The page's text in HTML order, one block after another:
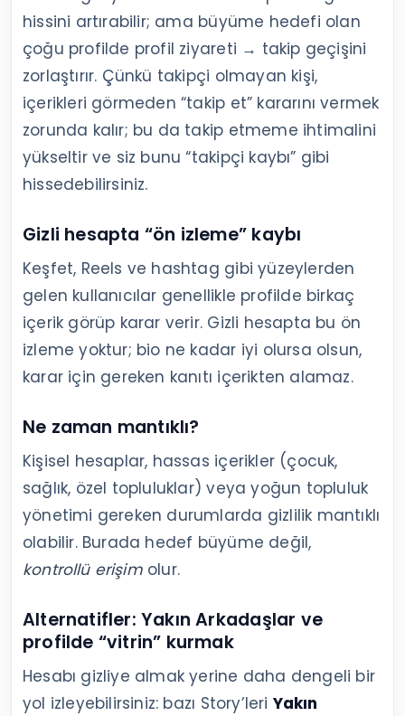
hissini artırabilir; ama büyüme hedefi olan
çoğu profilde profil ziyareti → takip geçişini
zorlaştırır. Çünkü takipçi olmayan kişi,
içerikleri görmeden “takip et” kararını vermek
zorunda kalır; bu da takip etmeme ihtimalini
yükseltir ve siz bunu “takipçi kaybı” gibi
hissedebilirsiniz.
Gizli hesapta “ön izleme” kaybı
Keşfet, Reels ve hashtag gibi yüzeylerden
gelen kullanıcılar genellikle profilde birkaç
içerik görüp karar verir. Gizli hesapta bu ön
izleme yoktur; bio ne kadar iyi olursa olsun,
karar için gereken kanıtı içerikten alamaz.
Ne zaman mantıklı?
Kişisel hesaplar, hassas içerikler (çocuk,
sağlık, özel topluluklar) veya yoğun topluluk
yönetimi gereken durumlarda gizlilik mantıklı
olabilir. Burada hedef büyüme değil,
kontrollü erişimolur.
Alternatifler: Yakın Arkadaşlar ve
profilde “vitrin” kurmak
Hesabı gizliye almak yerine daha dengeli bir
yol izleyebilirsiniz: bazı Story’leri Yakın